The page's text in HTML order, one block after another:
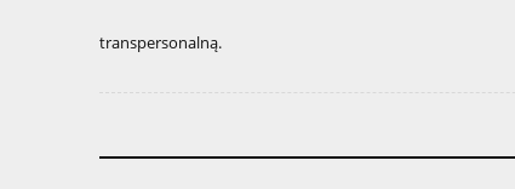
transpersonalną.